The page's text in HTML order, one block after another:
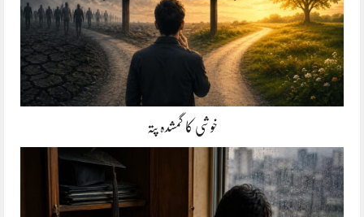
خوشی کا گمشدہ پتہ